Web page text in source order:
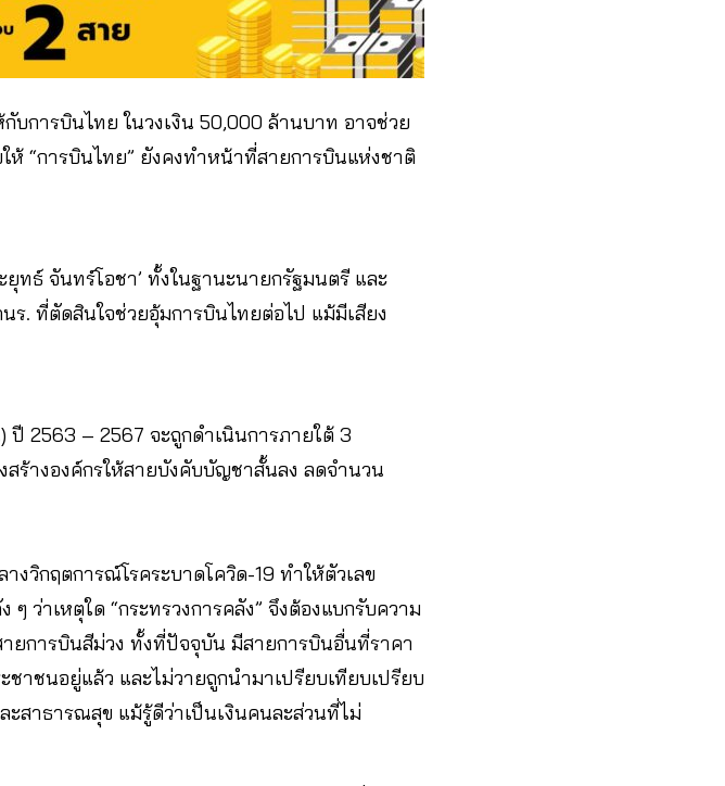
บการบินไทย ในวงเงิน 50,000 ล้านบาท อาจช่วย
“การบินไทย” ยังคงทำหน้าที่สายการบินแห่งชาติ
ยุทธ์ จันทร์โอชา’ ทั้งในฐานะนายกรัฐมนตรี และ
. ที่ตัดสินใจช่วยอุ้มการบินไทยต่อไป แม้มีเสียง
2563 – 2567 จะถูกดำเนินการภายใต้ 3
ร้างองค์กรให้สายบังคับบัญชาสั้นลง ลดจำนวน
วิกฤตการณ์โรคระบาดโควิด-19 ทำให้ตัวเลข
ว่าเหตุใด “กระทรวงการคลัง” จึงต้องแบกรับความ
ยการบินสีม่วง ทั้งที่ปัจจุบัน มีสายการบินอื่นที่ราคา
ชาชนอยู่แล้ว และไม่วายถูกนำมาเปรียบเทียบเปรียบ
สาธารณสุข แม้รู้ดีว่าเป็นเงินคนละส่วนที่ไม่